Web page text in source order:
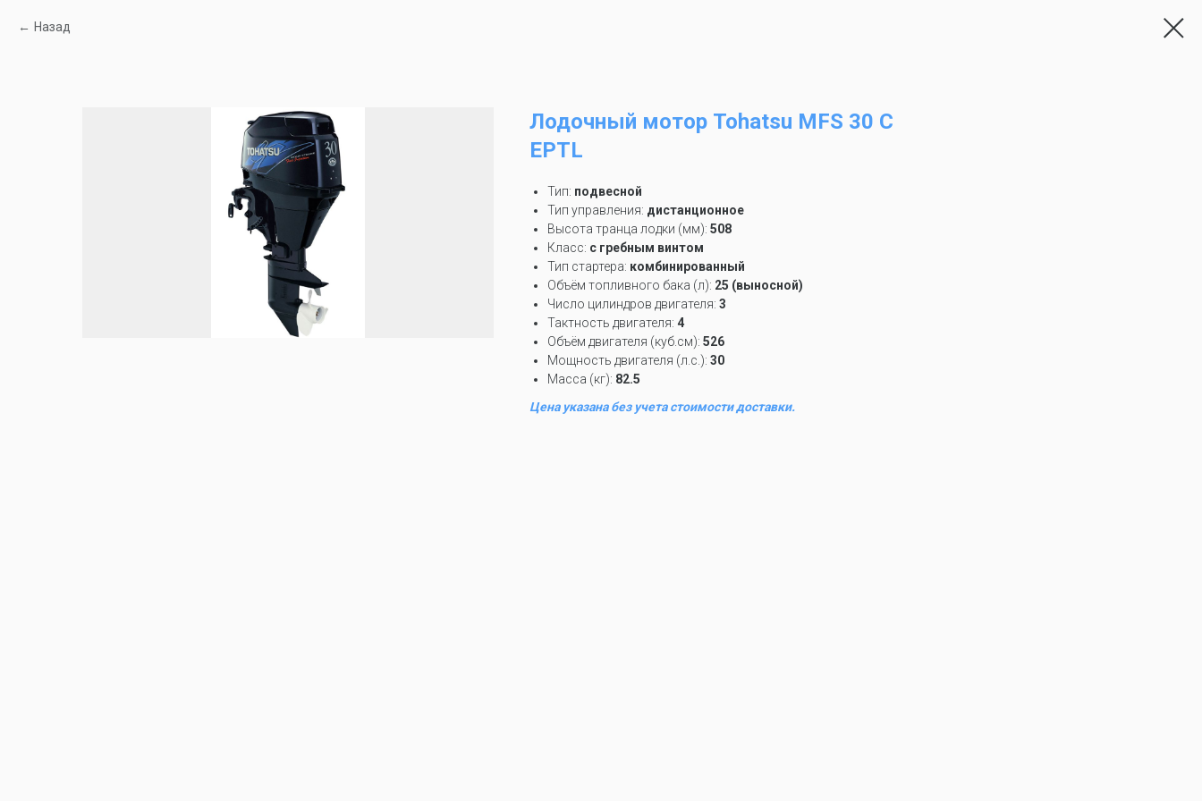
Назад
Лодочный мотор Tohatsu MFS 30 C
EPTL
Тип: подвесной
Тип управления: дистанционное
Высота транца лодки (мм): 508
Класс: с гребным винтом
Тип стартера: комбинированный
Объём топливного бака (л): 25 (выносной)
Число цилиндров двигателя: 3
Тактность двигателя: 4
Объём двигателя (куб.см): 526
Мощность двигателя (л.с.): 30
Масса (кг): 82.5
Цена указана без учета стоимости доставки.